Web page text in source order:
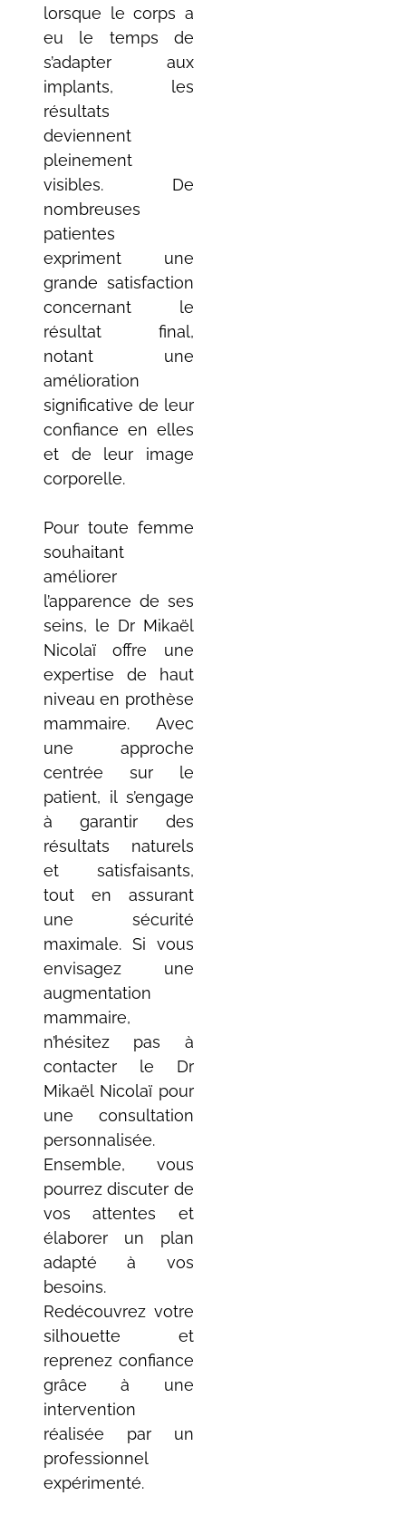
lorsque le corps a
eu le temps de
s’adapter aux
implants, les
résultats
deviennent
pleinement
visibles. De
nombreuses
patientes
expriment une
grande satisfaction
concernant le
résultat final,
notant une
amélioration
significative de leur
confiance en elles
et de leur image
corporelle.
Pour toute femme
souhaitant
améliorer
l’apparence de ses
seins, le Dr Mikaël
Nicolaï offre une
expertise de haut
niveau en prothèse
mammaire. Avec
une approche
centrée sur le
patient, il s’engage
à garantir des
résultats naturels
et satisfaisants,
tout en assurant
une sécurité
maximale. Si vous
envisagez une
augmentation
mammaire,
n’hésitez pas à
contacter le Dr
Mikaël Nicolaï pour
une consultation
personnalisée.
Ensemble, vous
pourrez discuter de
vos attentes et
élaborer un plan
adapté à vos
besoins.
Redécouvrez votre
silhouette et
reprenez confiance
grâce à une
intervention
réalisée par un
professionnel
expérimenté.